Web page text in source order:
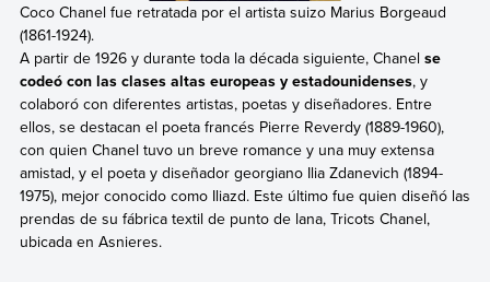
Coco Chanel fue retratada por el artista suizo Marius Borgeaud
(1861-1924).
A partir de 1926 y durante toda la década siguiente, Chanel se
codeó con las clases altas europeas y estadounidenses, y
colaboró con diferentes artistas, poetas y diseñadores. Entre
ellos, se destacan el poeta francés Pierre Reverdy (1889-1960),
con quien Chanel tuvo un breve romance y una muy extensa
amistad, y el poeta y diseñador georgiano Ilia Zdanevich (1894-
1975), mejor conocido como Iliazd. Este último fue quien diseñó las
prendas de su fábrica textil de punto de lana, Tricots Chanel,
ubicada en Asnieres.